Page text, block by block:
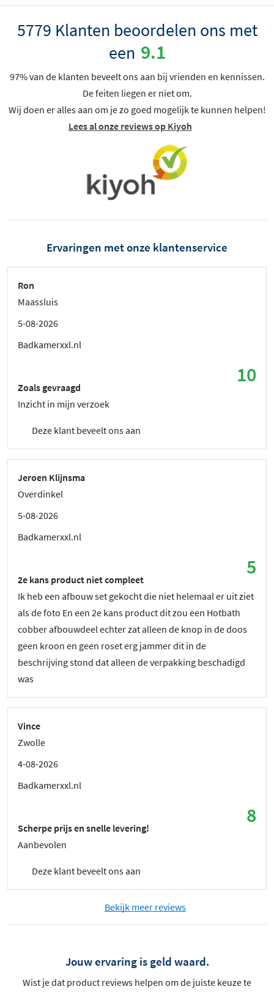
5779 Klanten beoordelen ons met
een 9.1
97% van de klanten beveelt ons aan bij vrienden en kennissen.
De feiten liegen er niet om.
Wij doen er alles aan om je zo goed mogelijk te kunnen helpen!
Lees al onze reviews op Kiyoh
Ervaringen met onze klantenservice
Ron
Maassluis
5-08-2026
Badkamerxxl.nl
10
Zoals gevraagd
Inzicht in mijn verzoek
Deze klant beveelt ons aan
Jeroen Klijnsma
Overdinkel
5-08-2026
Badkamerxxl.nl
5
2e kans product niet compleet
Ik heb een afbouw set gekocht die niet helemaal er uit ziet
als de foto En een 2e kans product dit zou een Hotbath
cobber afbouwdeel echter zat alleen de knop in de doos
geen kroon en geen roset erg jammer dit in de
beschrijving stond dat alleen de verpakking beschadigd
was
Vince
Zwolle
4-08-2026
Badkamerxxl.nl
8
Scherpe prijs en snelle levering!
Aanbevolen
Deze klant beveelt ons aan
Bekijk meer reviews
Jouw ervaring is geld waard.
Wist je dat product reviews helpen om de juiste keuze te